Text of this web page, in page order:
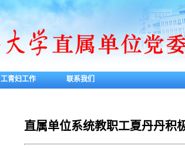
工青妇工作 联系我们
直属单位系统教职工夏丹丹积